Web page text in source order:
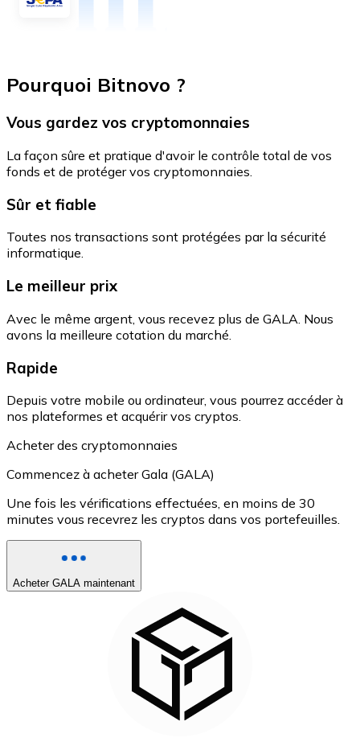
Pourquoi Bitnovo ?
Vous gardez vos cryptomonnaies
La façon sûre et pratique d'avoir le contrôle total de vos
fonds et de protéger vos cryptomonnaies.
Sûr et fiable
Toutes nos transactions sont protégées par la sécurité
informatique.
Le meilleur prix
Avec le même argent, vous recevez plus de GALA. Nous
avons la meilleure cotation du marché.
Rapide
Depuis votre mobile ou ordinateur, vous pourrez accéder à
nos plateformes et acquérir vos cryptos.
Acheter des cryptomonnaies
Commencez à acheter Gala (GALA)
Une fois les vérifications effectuées, en moins de 30
minutes vous recevrez les cryptos dans vos portefeuilles.
Acheter GALA maintenant